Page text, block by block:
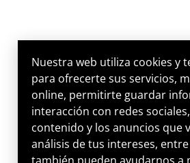
Nuestra web utiliza cookies y
para ofrecerte sus servicios,
online, permitirte guardar
interacción con redes
contenido y los anuncios que
análisis de tus intereses,